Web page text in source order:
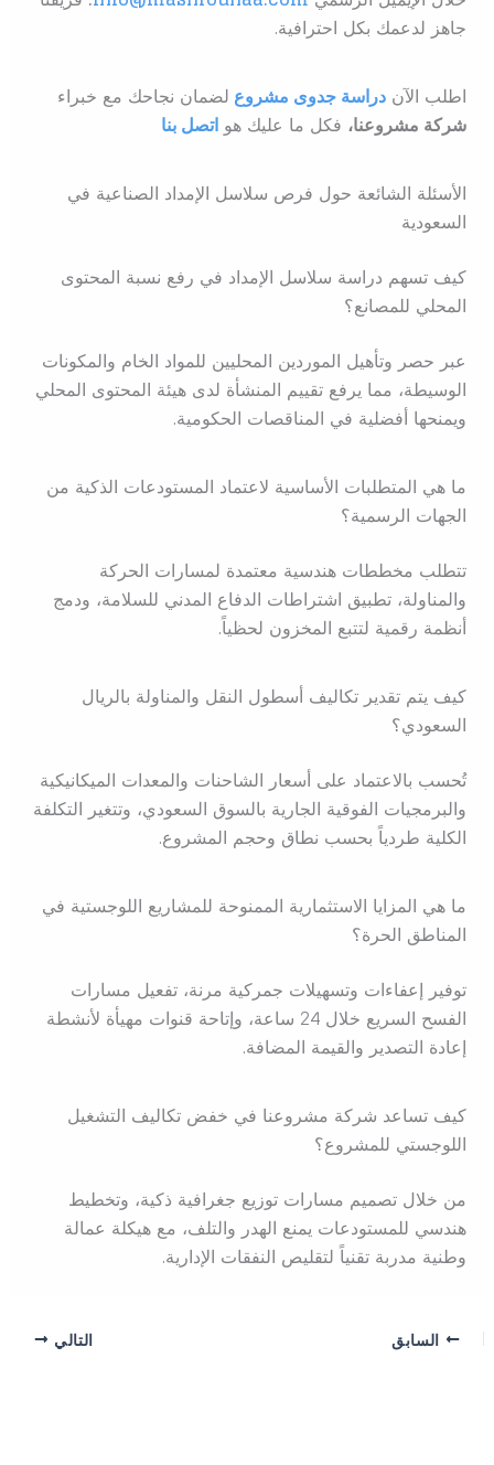
جاهز لدعمك بكل احترافية.
اطلب الآن دراسة جدوى مشروع لضمان نجاحك مع خبراء
شركة مشروعنا،فكل ما عليك هو اتصل بنا
الأسئلة الشائعة حول فرص سلاسل الإمداد الصناعية في
السعودية
كيف تسهم دراسة سلاسل الإمداد في رفع نسبة المحتوى
المحلي للمصانع؟
عبر حصر وتأهيل الموردين المحليين للمواد الخام والمكونات
الوسيطة، مما يرفع تقييم المنشأة لدى هيئة المحتوى المحلي
ويمنحها أفضلية في المناقصات الحكومية.
ما هي المتطلبات الأساسية لاعتماد المستودعات الذكية من
الجهات الرسمية؟
تتطلب مخططات هندسية معتمدة لمسارات الحركة
والمناولة، تطبيق اشتراطات الدفاع المدني للسلامة، ودمج
أنظمة رقمية لتتبع المخزون لحظياً.
كيف يتم تقدير تكاليف أسطول النقل والمناولة بالريال
السعودي؟
تُحسب بالاعتماد على أسعار الشاحنات والمعدات الميكانيكية
والبرمجيات الفوقية الجارية بالسوق السعودي، وتتغير التكلفة
الكلية طردياً بحسب نطاق وحجم المشروع.
ما هي المزايا الاستثمارية الممنوحة للمشاريع اللوجستية في
المناطق الحرة؟
توفير إعفاءات وتسهيلات جمركية مرنة، تفعيل مسارات
الفسح السريع خلال 24 ساعة، وإتاحة قنوات مهيأة لأنشطة
إعادة التصدير والقيمة المضافة.
كيف تساعد شركة مشروعنا في خفض تكاليف التشغيل
اللوجستي للمشروع؟
من خلال تصميم مسارات توزيع جغرافية ذكية، وتخطيط
هندسي للمستودعات يمنع الهدر والتلف، مع هيكلة عمالة
وطنية مدربة تقنياً لتقليص النفقات الإدارية.
السابق التالي